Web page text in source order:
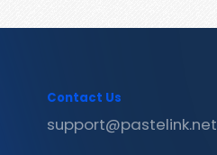
Contact Us
support@pastelink.net